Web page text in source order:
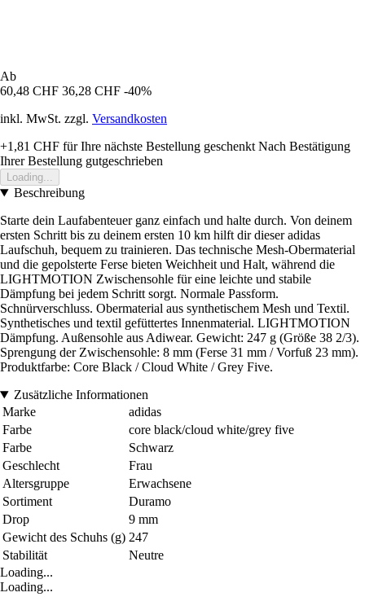
Ab
60,48 CHF 36,28 CHF -40%
inkl. MwSt. zzgl. Versandkosten
+1,81 CHF für Ihre nächste Bestellung geschenkt Nach Bestätigung
Ihrer Bestellung gutgeschrieben
Loading...
Beschreibung
Starte dein Laufabenteuer ganz einfach und halte durch. Von deinem
ersten Schritt bis zu deinem ersten 10 km hilft dir dieser adidas
Laufschuh, bequem zu trainieren. Das technische Mesh-Obermaterial
und die gepolsterte Ferse bieten Weichheit und Halt, während die
LIGHTMOTION Zwischensohle für eine leichte und stabile
Dämpfung bei jedem Schritt sorgt. Normale Passform.
Schnürverschluss. Obermaterial aus synthetischem Mesh und Textil.
Synthetisches und textil gefüttertes Innenmaterial. LIGHTMOTION
Dämpfung. Außensohle aus Adiwear. Gewicht: 247 g (Größe 38 2/3).
Sprengung der Zwischensohle: 8 mm (Ferse 31 mm / Vorfuß 23 mm).
Produktfarbe: Core Black / Cloud White / Grey Five.
Zusätzliche Informationen
Marke
adidas
Farbe
core black/cloud white/grey five
Farbe
Schwarz
Geschlecht
Frau
Altersgruppe
Erwachsene
Sortiment
Duramo
Drop
9 mm
Gewicht des Schuhs (g) 247
Stabilität
Neutre
Loading...
Loading...